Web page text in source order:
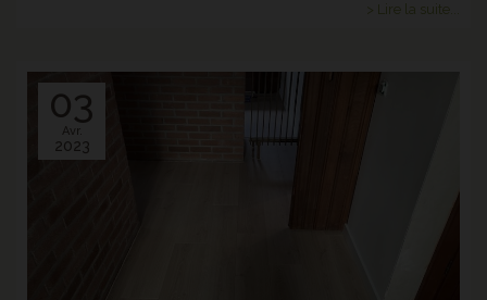
> Lire la suite...
03
Avr.
2023